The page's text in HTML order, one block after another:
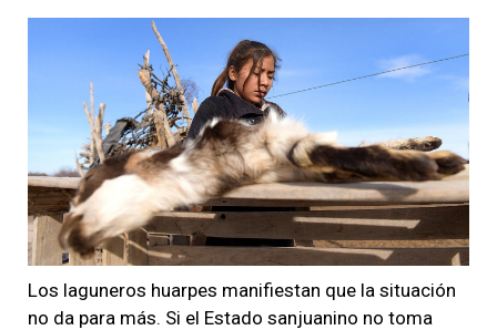
Los laguneros huarpes manifiestan que la situación
no da para más. Si el Estado sanjuanino no toma